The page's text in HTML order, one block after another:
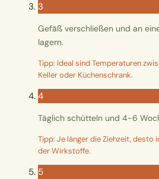
3
Gefäß verschließen und an
lagern.
Tipp: Ideal sind Temperaturen
Keller oder Küchenschrank.
4
Täglich schütteln und 4-6
Tipp: Je länger die Ziehzeit, desto
der Wirkstoffe.
5